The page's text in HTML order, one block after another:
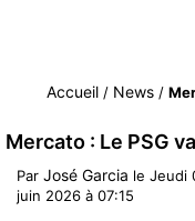
Accueil / News /
Mercato : Le PSG
Par José Garcia le Jeudi
juin 2026 à 07:15